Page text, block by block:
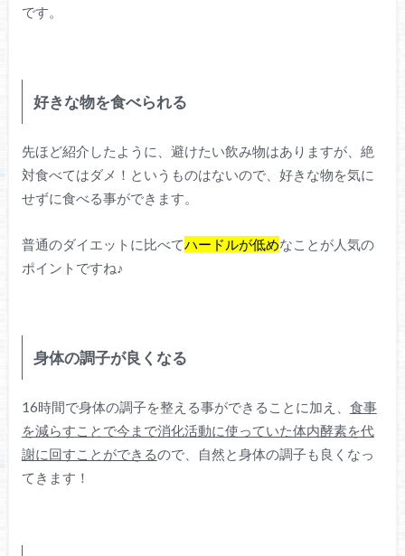
です。
好きな物を食べられる
先ほど紹介したように、避けたい飲み物はありますが、絶
対食べてはダメ！というものはないので、好きな物を気に
せずに食べる事ができます。
普通のダイエットに比べてハードルが低めなことが人気の
ポイントですね♪
身体の調子が良くなる
16時間で身体の調子を整える事ができることに加え、 食事
を減らすことで今まで消化活動に使っていた体内酵素を代
謝に回すことができるので、自然と身体の調子も良くなっ
てきます！